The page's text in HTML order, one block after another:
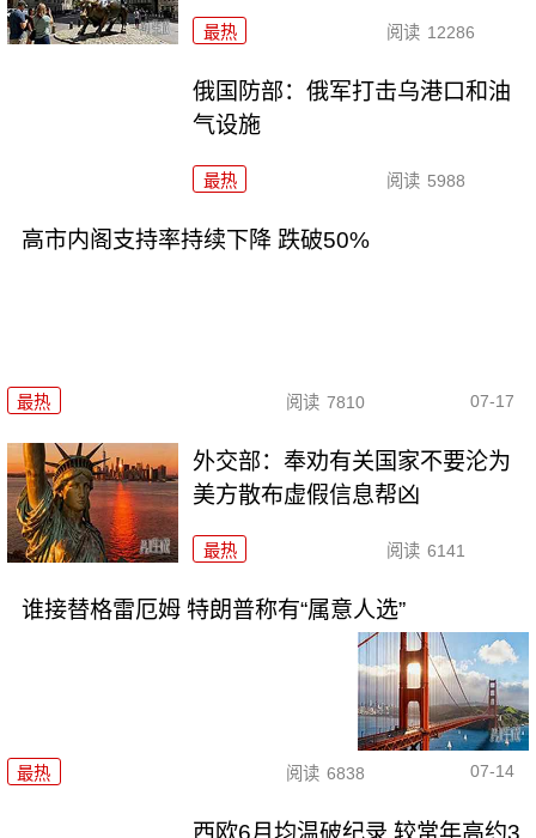
最热 阅读 12286
俄国防部：俄军打击乌港口和油
气设施
最热 阅读 5988
高市内阁支持率持续下降 跌破50%
最热 阅读 7810 07-17
外交部：奉劝有关国家不要沦为
美方散布虚假信息帮凶
最热 阅读 6141
谁接替格雷厄姆 特朗普称有“属意人选”
最热 阅读 6838 07-14
西欧6月均温破纪录 较常年高约3